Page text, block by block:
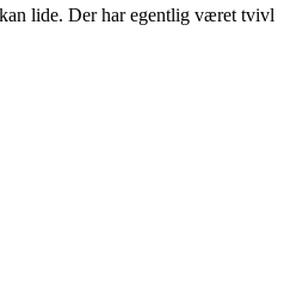
lide. Der har egentlig været tvivl